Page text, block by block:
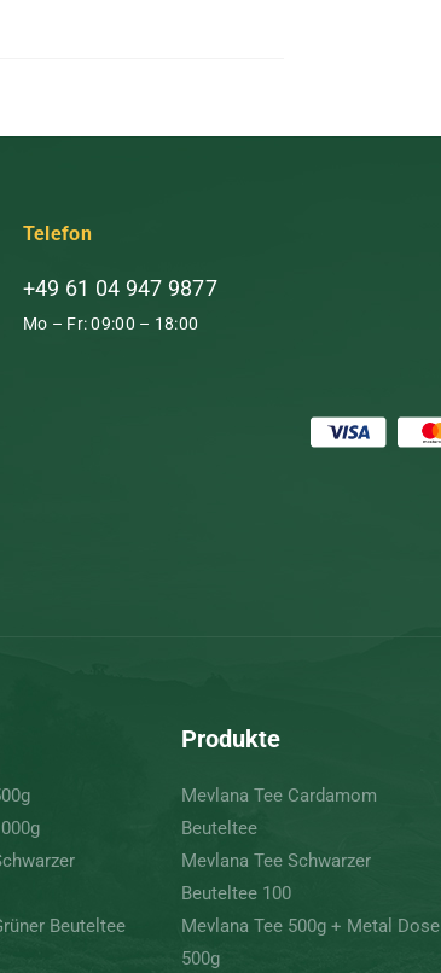
Telefon
+49 61 04 947 9877
Mo – Fr: 09:00 – 18:00
Beuteltee
Produkte
Mevlana Tee Cardamom
Beuteltee
Mevlana Tee Schwarzer
Beuteltee 100
Mevlana Tee 500g + Metal Dose
500g